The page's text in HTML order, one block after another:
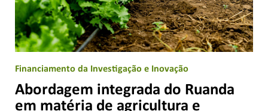
Financiamento da Investigação e Inovação
Abordagem integrada do Ruanda
em matéria de agricultura e